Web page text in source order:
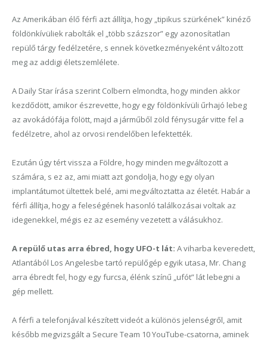
Az Amerikában élő férfi azt állítja, hogy „tipikus szürkének” kinéző
földönkívüliek rabolták el „több százszor” egy azonosítatlan
repülő tárgy fedélzetére, s ennek következményeként változott
meg az addigi életszemlélete.
A Daily Star írása szerint Colbern elmondta, hogy minden akkor
kezdődött, amikor észrevette, hogy egy földönkívüli űrhajó lebeg
az avokádófája fölött, majd a járműből zöld fénysugár vitte fel a
fedélzetre, ahol az orvosi rendelőben lefektették.
Ezután úgy tért vissza a Földre, hogy minden megváltozott a
számára, s ez az, ami miatt azt gondolja, hogy egy olyan
implantátumot ültettek belé, ami megváltoztatta az életét. Habár a
férfi állítja, hogy a feleségének hasonló találkozásai voltak az
idegenekkel, mégis ez az esemény vezetett a válásukhoz.
A repülő utas arra ébred, hogy UFO-t lát: A viharba keveredett,
Atlantából Los Angelesbe tartó repülőgép egyik utasa, Mr. Chang
arra ébredt fel, hogy egy furcsa, élénk színű „ufót” lát lebegni a
gép mellett.
A férfi a telefonjával készített videót a különös jelenségről, amit
később megvizsgált a Secure Team 10 YouTube-csatorna, aminek